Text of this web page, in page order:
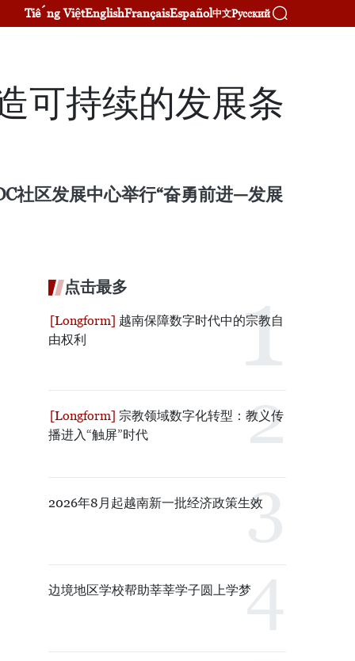
Tiếng ViệtEnglishFrançaisEspañol中文Русский
可持续的发展条
社区发展中心举行“奋勇前进—发展
点击最多
越南保障数字时代中的宗教自
由权利
宗教领域数字化转型：教义传
播进入“触屏”时代
2026年8月起越南新一批经济政策生效
边境地区学校帮助莘莘学子圆上学梦